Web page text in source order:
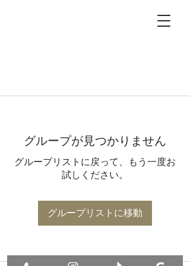
グループが見つかりません
グループリストに戻って、もう一度お
試しください。
グループリストに移動